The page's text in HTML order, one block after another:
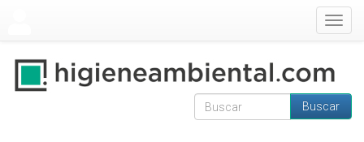
Formulario de
Buscar